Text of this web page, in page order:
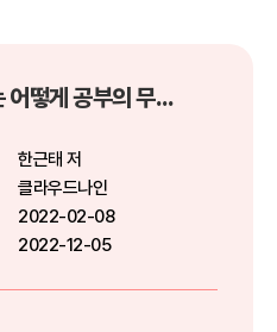
한자는 어떻게 공부의 무기가 되는가
한근태 저
클라우드나인
2022-02-08
2022-12-05